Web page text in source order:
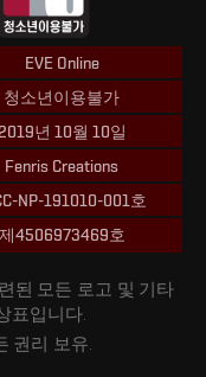
EVE Online
청소년이용불가
년 10월 10일
Fenris Creations
NP-191010-001호
제4506973469호
된 모든 로고 및 기타
표입니다.
권리 보유.